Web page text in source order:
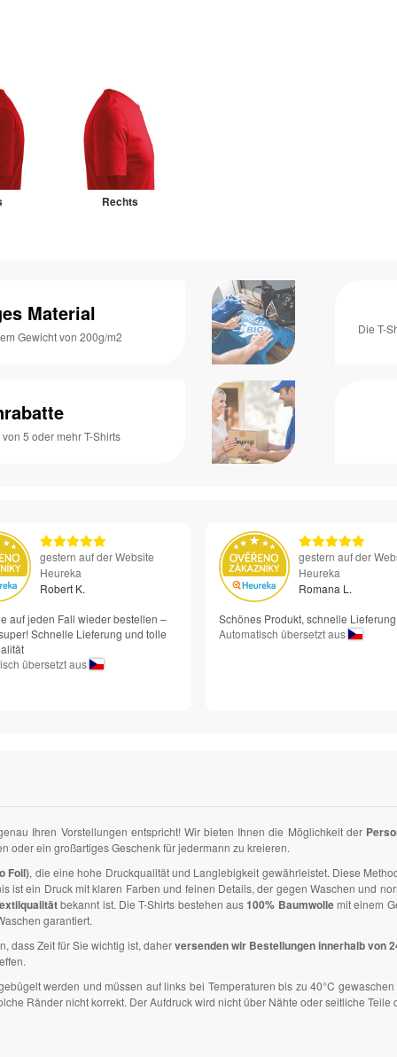
Rechts
Material
Gewicht von 200g/m2
Die T-
5 oder mehr T-Shirts
gestern auf der Website
Heureka
Robert K.
auf jeden Fall wieder bestellen –
Schnelle Lieferung und tolle
übersetzt aus
gestern auf der
Heureka
Romana L.
Schönes Produkt, schnelle Lieferung
Automatisch übersetzt aus
Ihren Vorstellungen entspricht! Wir bieten Ihnen die Möglichkeit der
oder ein großartiges Geschenk für jedermann zu kreieren.
Foil), die eine hohe Druckqualität und Langlebigkeit gewährleistet. Diese
ist ein Druck mit klaren Farben und feinen Details, der gegen Waschen und
bekannt ist. Die T-Shirts bestehen aus100% Baumwollemit einem
garantiert.
dass Zeit für Sie wichtig ist, daherversenden wir Bestellungen innerhalb von
werden und müssen auf links bei Temperaturen bis zu 40°C
Ränder nicht korrekt. Der Aufdruck wird nicht über Nähte oder seitliche Teile